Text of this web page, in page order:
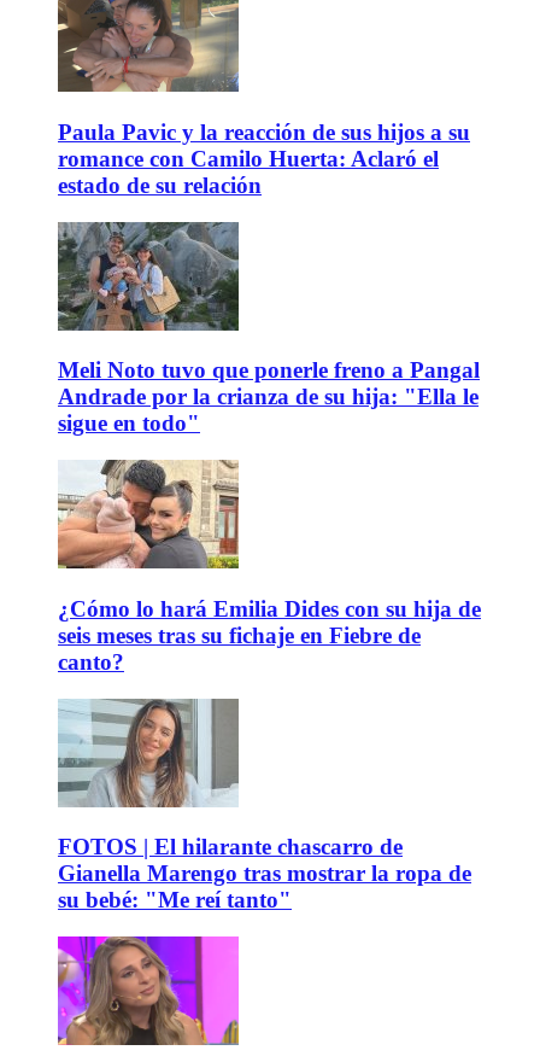
Paula Pavic y la reacción de sus hijos a su
romance con Camilo Huerta: Aclaró el
estado de su relación
Meli Noto tuvo que ponerle freno a Pangal
Andrade por la crianza de su hija: "Ella le
sigue en todo"
¿Cómo lo hará Emilia Dides con su hija de
seis meses tras su fichaje en Fiebre de
canto?
FOTOS | El hilarante chascarro de
Gianella Marengo tras mostrar la ropa de
su bebé: "Me reí tanto"